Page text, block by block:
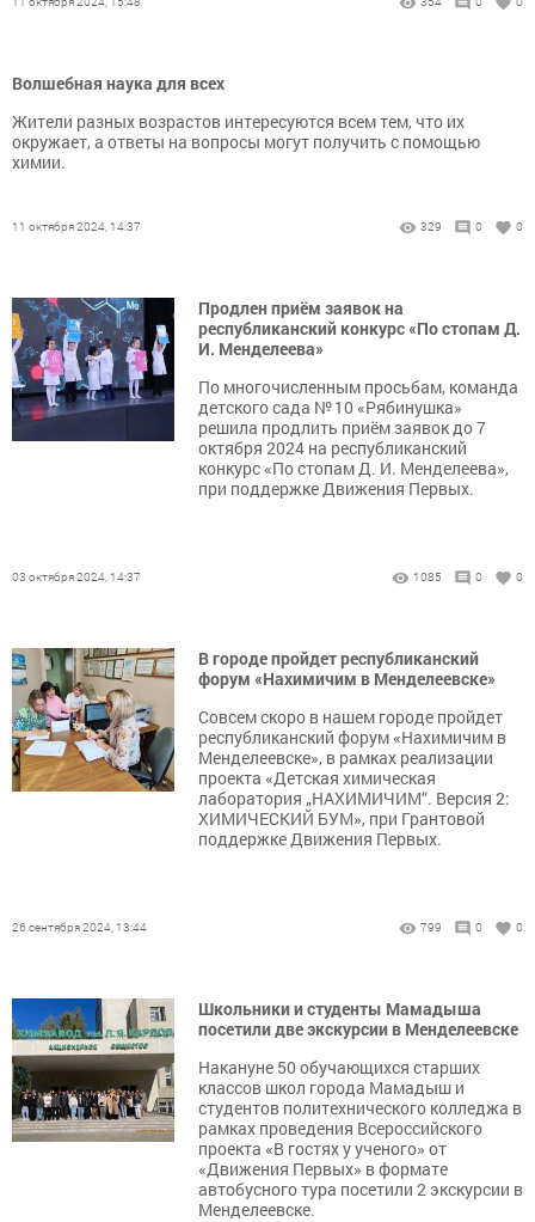
Волшебная наука для всех
Жители разных возрастов интересуются всем тем, что их
окружает, а ответы на вопросы могут получить с помощью
химии.
11 октября 2024, 14:37 329 0 0
Продлен приём заявок на
республиканский конкурс «По стопам Д.
И. Менделеева»
По многочисленным просьбам, команда
детского сада № 10 «Рябинушка»
решила продлить приём заявок до 7
октября 2024 на республиканский
конкурс «По стопам Д. И. Менделеева»,
при поддержке Движения Первых.
03 октября 2024, 14:37 1085 0 0
В городе пройдет республиканский
форум «Нахимичим в Менделеевске»
Совсем скоро в нашем городе пройдет
республиканский форум «Нахимичим в
Менделеевске», в рамках реализации
проекта «Детская химическая
лаборатория „НАХИМИЧИМ“. Версия 2:
ХИМИЧЕСКИЙ БУМ», при Грантовой
поддержке Движения Первых.
26 сентября 2024, 13:44 799 0 0
Школьники и студенты Мамадыша
посетили две экскурсии в Менделеевске
Накануне 50 обучающихся старших
классов школ города Мамадыш и
студентов политехнического колледжа в
рамках проведения Всероссийского
проекта «В гостях у ученого» от
«Движения Первых» в формате
автобусного тура посетили 2 экскурсии в
Менделеевске.